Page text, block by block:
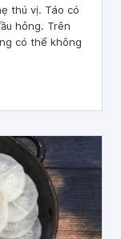
thú vị. Táo có
hỏng. Trên
có thể không